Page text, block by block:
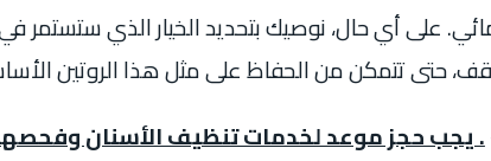
على أي حال، نوصيك بتحديد الخيار الذي ستستمر
حتى تتمكن من الحفاظ على مثل هذا الروتين
. يجب حجز موعد لخدمات تنظيف الأسنان